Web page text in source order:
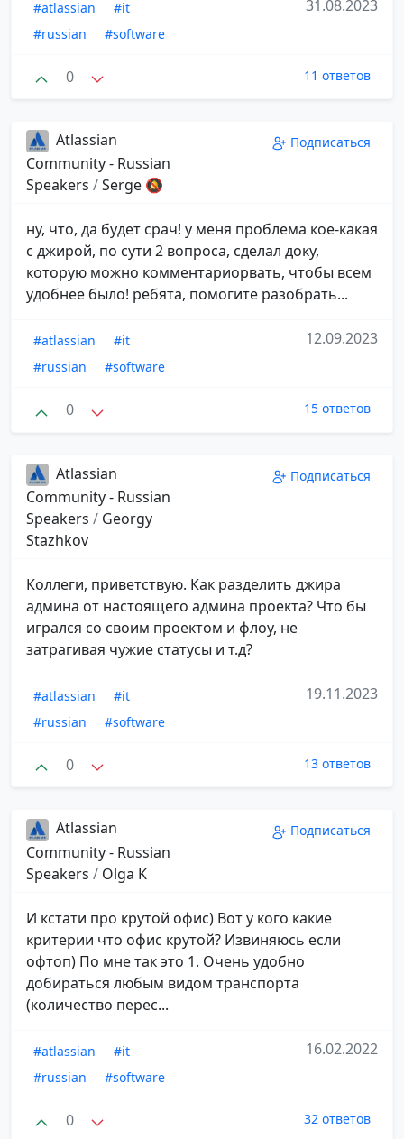
#atlassian
#it
#russian
#software
31.08.2023
0 11 ответов
Atlassian
Community - Russian
Speakers /Serge 🔕
Подписаться
ну, что, да будет срач! у меня проблема кое-какая
с джирой, по сути 2 вопроса, сделал доку,
которую можно комментариорвать, чтобы всем
удобнее было! ребята, помогите разобрать...
#atlassian
#it
#russian
#software
12.09.2023
0 15 ответов
Atlassian
Community - Russian
Speakers / Georgy
Stazhkov
Подписаться
Коллеги, приветствую. Как разделить джира
админа от настоящего админа проекта? Что бы
игрался со своим проектом и флоу, не
затрагивая чужие статусы и т.д?
#atlassian
#it
#russian
#software
19.11.2023
0 13 ответов
Atlassian
Community - Russian
Speakers / Olga K
Подписаться
И кстати про крутой офис) Вот у кого какие
критерии что офис крутой? Извиняюсь если
офтоп) По мне так это 1. Очень удобно
добираться любым видом транспорта
(количество перес...
#atlassian
#it
#russian
#software
16.02.2022
0 32 ответов